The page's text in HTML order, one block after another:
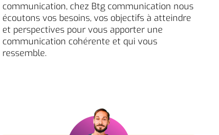
communication, chez Btg communication nous
écoutons vos besoins, vos objectifs à atteindre
et perspectives pour vous apporter une
communication cohérente et qui vous
ressemble.